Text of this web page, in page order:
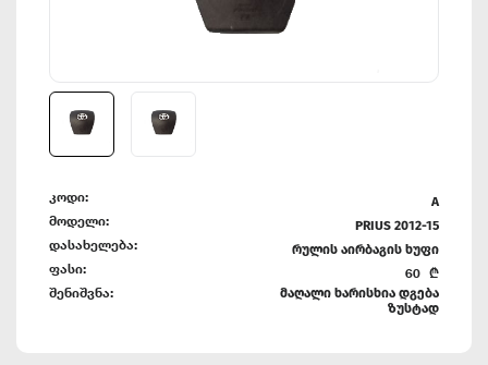
კოდი: A
მოდელი: PRIUS 2012-15
დასახელება: რულის აირბაგის ხუფი
ფასი: 60 ₾
შენიშვნა:
მაღალი ხარისხია დგება
ზუსტად